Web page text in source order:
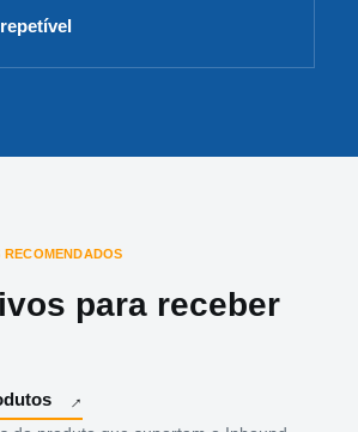
RECOMENDADOS
para receber